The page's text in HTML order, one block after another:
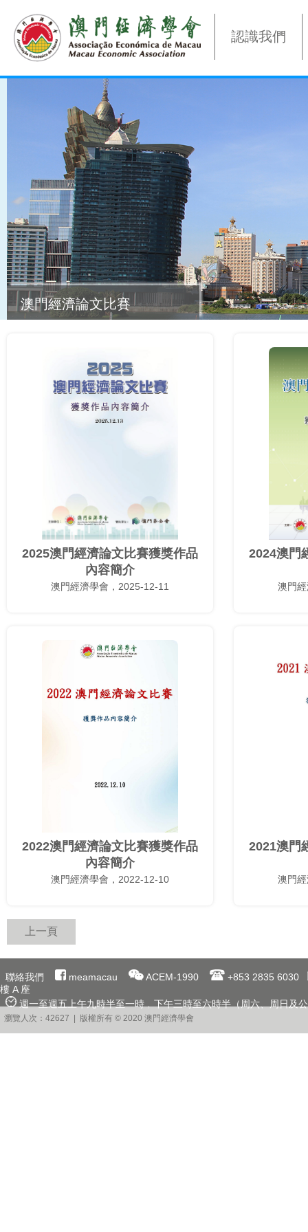
認識我們
澳門經濟論文比賽
2025澳門經濟論文比賽獲獎作品
內容簡介
澳門經濟學會，2025-12-11
2024澳門
澳門
2022澳門經濟論文比賽獲獎作品
內容簡介
澳門經濟學會，2022-12-10
2021澳門
澳門
上一頁
聯絡我們 meamacau ACEM-1990
+853 2835 6030
樓 A 座
週一至週五上午九時半至一時﹐下午三時至六時半（周六、周日及
瀏覽人次：42627 | 版權所有 © 2020 澳門經濟學會